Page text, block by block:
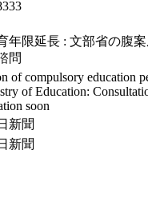
年限延長 : 文部省の腹
問
of compulsory education
of Education:
soon
新聞
新聞